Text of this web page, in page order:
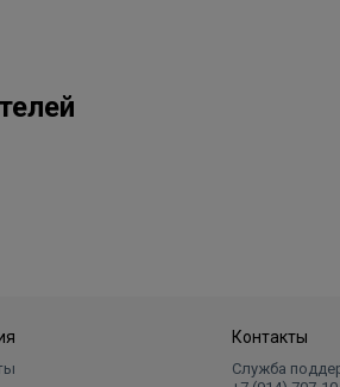
Контакты
Служба